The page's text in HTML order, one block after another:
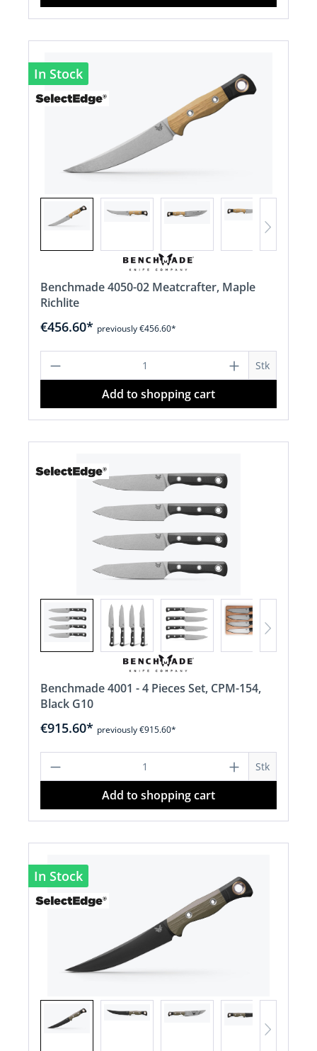
In Stock
Benchmade 4050-02 Meatcrafter, Maple
Richlite
€456.60* previously €456.60*
Product Quantity: Enter the desired
Stk
Add to shopping cart
Benchmade 4001 - 4 Pieces Set, CPM-154,
Black G10
€915.60* previously €915.60*
Product Quantity: Enter the desired
Stk
Add to shopping cart
In Stock